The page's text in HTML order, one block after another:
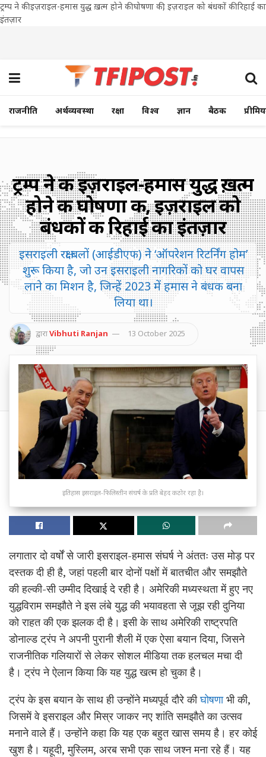
ट्रम्प ने की इज़राइल-हमास युद्ध ख़त्म होने की घोषणा की, इज़राइल को बंधकों की रिहाई का
इंतज़ार
राजनीति अर्थव्यवस्था रक्षा विश्व ज्ञान बैठक
ट्रम्प ने की इज़राइल-हमास युद्ध ख़त्म
होने की घोषणा की, इज़राइल को
बंधकों की रिहाई का इंतज़ार
इसराइली रक्षा बलों (आईडीएफ) ने ‘ऑपरेशन रिटर्निंग होम’
शुरू किया है, जो उन इसराइली नागरिकों को घर वापस
लाने का मिशन है, जिन्हें 2023 में हमास ने बंधक बना
लिया था।
द्वाराVibhuti Ranjan 13 October 2025
इतिहास इसराइल-फिलिस्तीन संघर्ष के प्रति बेहद कठोर रहा है।
लगातार दो वर्षों से जारी इसराइल-हमास संघर्ष ने अंततः उस मोड़ पर
दस्तक दी ही है, जहां पहली बार दोनों पक्षों में बातचीत और समझौते
की हल्की-सी उम्मीद दिखाई दे रही है। अमेरिकी मध्यस्थता में हुए नए
युद्धविराम समझौते ने इस लंबे युद्ध की भयावहता से जूझ रही दुनिया
को राहत की एक झलक दी है। इसी के साथ अमेरिकी राष्ट्रपति
डोनाल्ड ट्रंप ने अपनी पुरानी शैली में एक ऐसा बयान दिया, जिसने
राजनीतिक गलियारों से लेकर सोशल मीडिया तक हलचल मचा दी
है। ट्रंप ने ऐलान किया कि यह युद्ध खत्म हो चुका है।
ट्रंप के इस बयान के साथ ही उन्होंने मध्यपूर्व दौरे कीघोषणाभी की,
जिसमें वे इसराइल और मिस्र जाकर नए शांति समझौते का उत्सव
मनाने वाले हैं। उन्होंने कहा कि यह एक बहुत खास समय है। हर कोई
खुश है। यहूदी, मुस्लिम, अरब सभी एक साथ जश्न मना रहे हैं। यह